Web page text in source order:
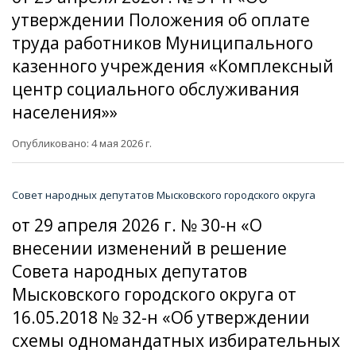
утверждении Положения об оплате
труда работников Муниципального
казенного учреждения «Комплексный
центр социального обслуживания
населения»»
Опубликовано: 4 мая 2026 г.
Совет народных депутатов Мысковского городского округа
от 29 апреля 2026 г. № 30-н «О
внесении изменений в решение
Совета народных депутатов
Мысковского городского округа от
16.05.2018 № 32-н «Об утверждении
схемы одномандатных избирательных